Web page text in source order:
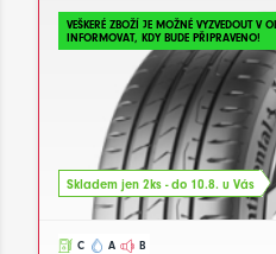
VEŠKERÉ ZBOŽÍ JE MOŽNÉ VYZVEDOUT V
INFORMOVAT, KDY BUDE PŘIPRAVENO!
Skladem jen 2ks - do 10.8. u Vás
C A B